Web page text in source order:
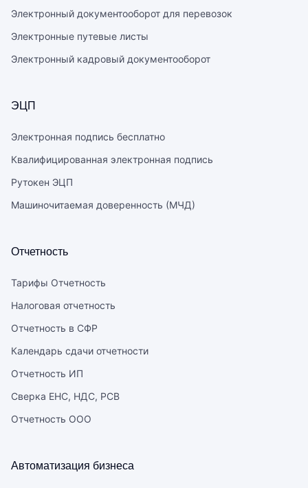
Электронный документооборот для перевозок
Электронные путевые листы
Электронный кадровый документооборот
ЭЦП
Электронная подпись бесплатно
Квалифицированная электронная подпись
Рутокен ЭЦП
Машиночитаемая доверенность (МЧД)
Отчетность
Тарифы Отчетность
Налоговая отчетность
Отчетность в СФР
Календарь сдачи отчетности
Отчетность ИП
Сверка ЕНС, НДС, РСВ
Отчетность ООО
Автоматизация бизнеса